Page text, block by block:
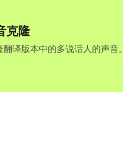
克隆
译版本中的多说话人的声音。